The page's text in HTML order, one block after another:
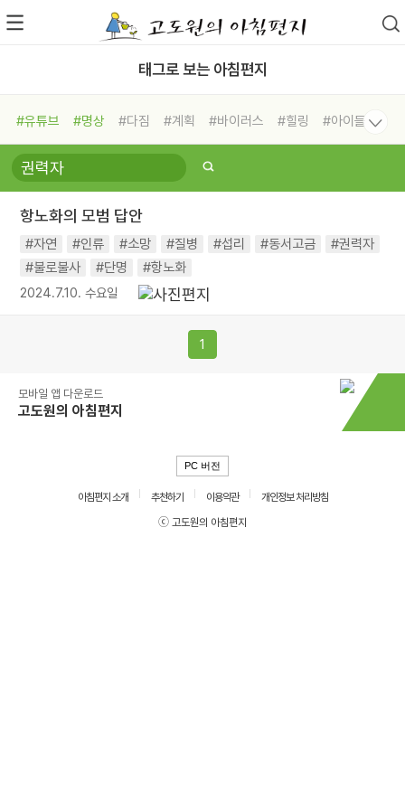
태그로 보는 아침편지
#유튜브 #명상 #다짐 #계획 #바이러스 #힐링
#아이들
#비전캠프
#독서캠프 #삶
#희망
#나눔 #친구 #링컨학교
#독서
#건강 #면역력
항노화의 모범 답안
#자연 #인류 #소망 #질병 #섭리 #동서고금
#권력자
#불로불사
#단명 #항노화
2024.7.10. 수요일
1
모바일 앱 다운로드
고도원의 아침편지
PC 버전
아침편지 소개 추천하기 이용약관
개인정보 처리방침
ⓒ 고도원의 아침편지